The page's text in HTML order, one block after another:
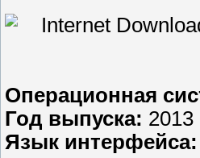
Операционная
Год выпуска: 2013
Язык интерфейса: